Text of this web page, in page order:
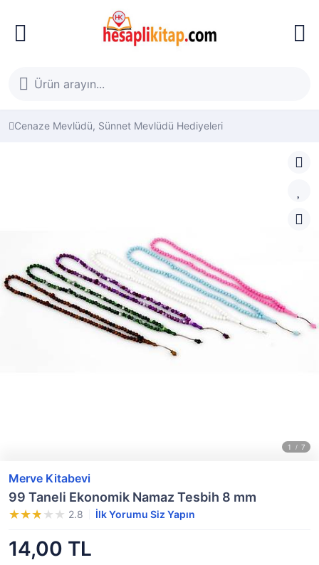
Cenaze Mevlüdü, Sünnet Mevlüdü Hediyeleri
Merve Kitabevi
99 Taneli Ekonomik Namaz Tesbih 8 mm
2.8 İlk Yorumu Siz Yapın
14,00 TL